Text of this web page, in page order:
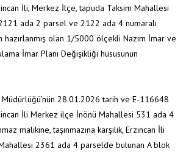
İli, Merkez İlçe, tapuda Taksim Mahallesi
ada 2 parsel ve 2122 ada 4 numaralı
hazırlanmış olan 1/5000 ölçekli Nazım İmar ve
İmar Planı Değişikliği hususunun
28.01.2026 tarih ve E-116648
İli Merkez ilçe İnönü Mahallesi 531 ada 4
malikine, taşınmazına karşılık, Erzincan İli
2361 ada 4 parselde bulunan A blok